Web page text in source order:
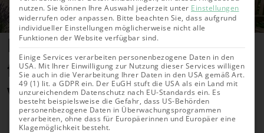
Das beste Balkonkraftwerk
für Ihr Gartenhaus: Modul-
Vergleich 2026
Autor
Richard Roth
nutzen. Sie können Ihre Auswahl jederzeit unter Einstellungen
widerrufen oder anpassen. Bitte beachten Sie, dass aufgrund
individueller Einstellungen möglicherweise nicht alle
Funktionen der Website verfügbar sind.
Einige Services verarbeiten personenbezogene Daten in den
USA. Mit Ihrer Einwilligung zur Nutzung dieser Services willigen
Sie auch in die Verarbeitung Ihrer Daten in den USA gemäß Art.
49 (1) lit. a GDPR ein. Der EuGH stuft die USA als ein Land mit
unzureichendem Datenschutz nach EU-Standards ein. Es
besteht beispielsweise die Gefahr, dass US-Behörden
personenbezogene Daten in Überwachungsprogrammen
verarbeiten, ohne dass für Europäerinnen und Europäer eine
Klagemöglichkeit besteht.